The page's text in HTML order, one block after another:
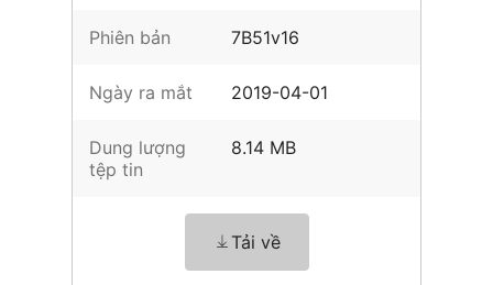
Phiên bản 7B51v16
Ngày ra mắt 2019-04-01
Dung lượng
tệp tin
8.14 MB
Tải về